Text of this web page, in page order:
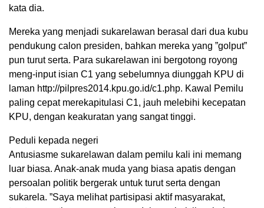
kata dia.
Mereka yang menjadi sukarelawan berasal dari dua kubu
pendukung calon presiden, bahkan mereka yang ”golput”
pun turut serta. Para sukarelawan ini bergotong royong
meng-input isian C1 yang sebelumnya diunggah KPU di
laman http://pilpres2014.kpu.go.id/c1.php. Kawal Pemilu
paling cepat merekapitulasi C1, jauh melebihi kecepatan
KPU, dengan keakuratan yang sangat tinggi.
Peduli kepada negeri
Antusiasme sukarelawan dalam pemilu kali ini memang
luar biasa. Anak-anak muda yang biasa apatis dengan
persoalan politik bergerak untuk turut serta dengan
sukarela. ”Saya melihat partisipasi aktif masyarakat,